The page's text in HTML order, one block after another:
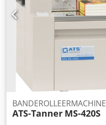
BANDEROLLEERMACHINE
ATS-Tanner MS-420S